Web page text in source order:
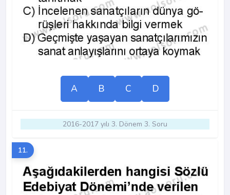
A B C D
2016-2017 yılı 3. Dönem 3. Soru
11.